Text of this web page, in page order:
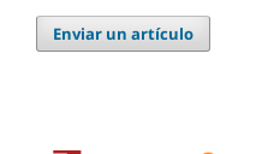
Enviar un artículo